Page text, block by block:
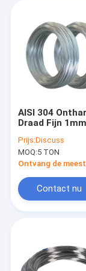
AISI 304
Draad Fijn
Roestvrij
Prijs:Discuss
MOQ:5 TON
Contact nu